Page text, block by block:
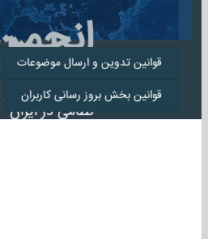
انجمن
نظامی در ایران
قوانین تدوین و ارسال موضوعات
قوانین بخش بروز رسانی کاربران